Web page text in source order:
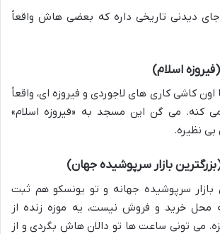
دیدنی تاریخی داره که بعضی هاش واقعاً
اسلام)
اون کاشی کاری های لاجوردی و فیروزه ای، واقعاً
کنه. می گن این مسجد به «فیروزه اسلام»
نظیره.
(بزرگترین بازار سرپوشیده جهان)
بازار سرپوشیده جهانه و تو یونسکو هم ثبت
محل خرید و فروش نیست، یه موزه زنده از
می تونی ساعت ها تو دالان هاش بگردی و از